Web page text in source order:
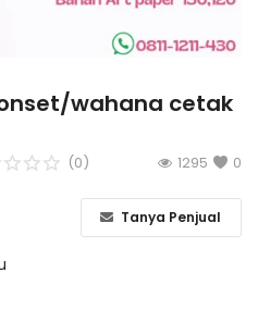
wahana cetak
(0) 0
1295
Tanya Penjual